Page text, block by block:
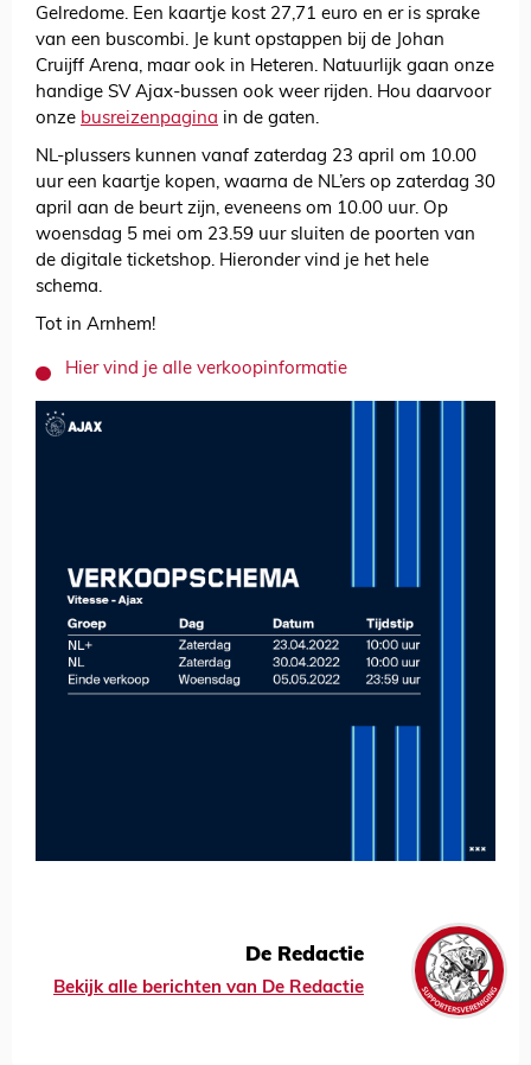
Gelredome. Een kaartje kost 27,71 euro en er is sprake
van een buscombi. Je kunt opstappen bij de Johan
Cruijff Arena, maar ook in Heteren. Natuurlijk gaan onze
handige SV Ajax-bussen ook weer rijden. Hou daarvoor
onze busreizenpagina in de gaten.
NL-plussers kunnen vanaf zaterdag 23 april om 10.00
uur een kaartje kopen, waarna de NL’ers op zaterdag 30
april aan de beurt zijn, eveneens om 10.00 uur. Op
woensdag 5 mei om 23.59 uur sluiten de poorten van
de digitale ticketshop. Hieronder vind je het hele
schema.
Tot in Arnhem!
Hier vind je alle verkoopinformatie
De Redactie
Bekijk alle berichten van De Redactie